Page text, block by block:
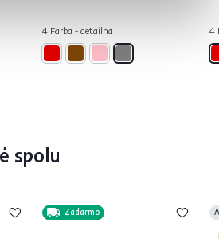
4 Farba - detailná 4
spolu
Zadarmo